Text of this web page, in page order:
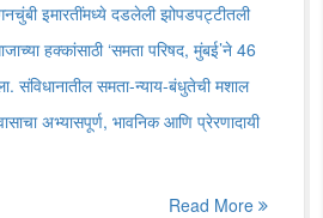
इमारतींमध्ये दडलेली झोपडपट्टीतली
हक्कांसाठी ‘समता परिषद, मुंबई’ने 46
संविधानातील समता-न्याय-बंधुतेची मशाल
अभ्यासपूर्ण, भावनिक आणि प्रेरणादायी
Read More